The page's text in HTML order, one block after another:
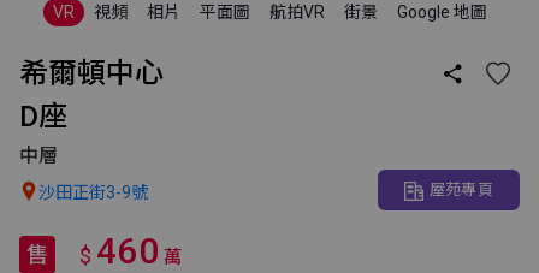
VR 視頻 相片 平面圖 航拍VR 街景 Google 地圖
希爾頓中心 
D座
中層
沙田正街3-9號 屋苑專頁
售 $ 460 萬